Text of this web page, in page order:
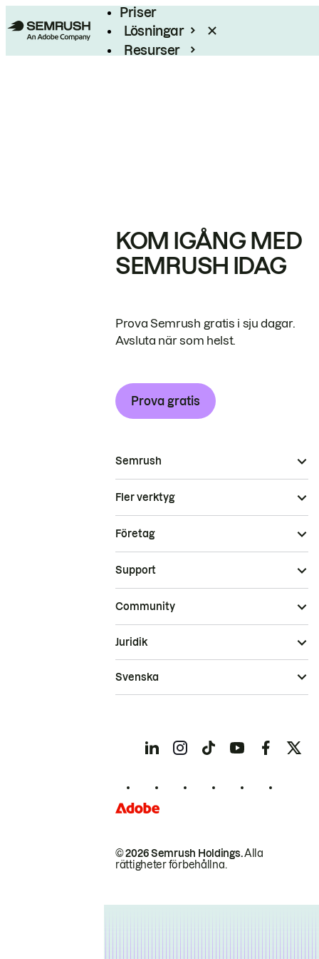
Priser
Lösningar
Resurser
KOM IGÅNG MED
SEMRUSH IDAG
Prova Semrush gratis i sju dagar.
Avsluta när som helst.
Prova gratis
Semrush
Fler verktyg
Företag
Support
Community
© 2026 Semrush Holdings.Alla
rättigheter förbehållna.
Juridik
Svenska